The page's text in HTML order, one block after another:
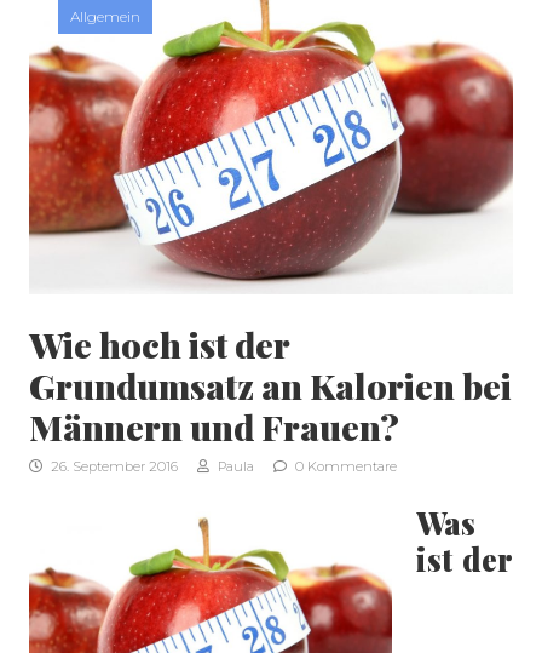
Allgemein
Wie hoch ist der
Grundumsatz an Kalorien bei
Männern und Frauen?
26. September 2016 Paula 0 Kommentare
Was
ist der
SEITENLEISTE